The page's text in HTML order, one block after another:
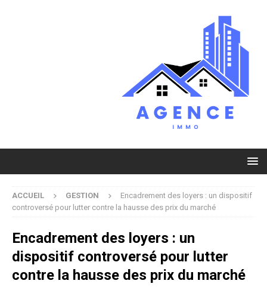
ACCUEIL GESTION
Encadrement des loyers : un dispositif
controversé pour lutter contre la hausse des prix du marché
Encadrement des loyers : un
dispositif controversé pour lutter
contre la hausse des prix du marché